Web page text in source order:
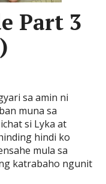
Part 3
sa amin ni
muna sa
si Lyka at
hindi ko
mula sa
katrabaho ngunit